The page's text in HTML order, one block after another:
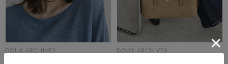
DOUX ARCHIVES DOUX ARCHIVES